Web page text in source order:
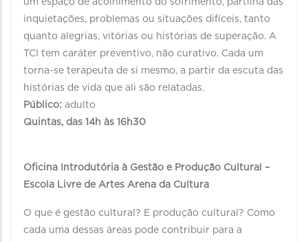
um espaço de acolhimento do sofrimento, partilha das
inquietações, problemas ou situações difíceis, tanto
quanto alegrias, vitórias ou histórias de superação. A
TCI tem caráter preventivo, não curativo. Cada um
torna-se terapeuta de si mesmo, a partir da escuta das
histórias de vida que ali são relatadas.
Público: adulto
Quintas, das 14h às 16h30
Oficina Introdutória à Gestão e Produção Cultural –
Escola Livre de Artes Arena da Cultura
O que é gestão cultural? E produção cultural? Como
cada uma dessas áreas pode contribuir para a